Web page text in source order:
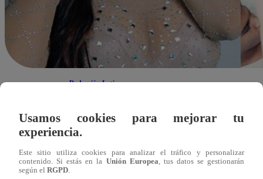
Redacción Latina
Uno de los temas que parece no tener fin y que se ha
supuesta relación que estarían manteniendo Evelyn
que se mostraran juntos constantemente tanto en
Usamos cookies para mejorar tu
experiencia.
Este sitio utiliza cookies para analizar el tráfico y personalizar
contenido. Si estás en la Unión Europea, tus datos se gestionarán
según el RGPD.